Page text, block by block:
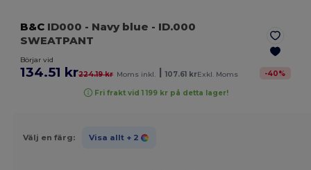
B&C ID000 - Navy blue - ID.000
SWEATPANT
Börjar vid
134.51 kr224.19 kr Moms inkl. 107.61 krExkl. Moms -40%
Fri frakt vid 1 199 kr på detta lager!
Välj en färg: Visa allt + 2